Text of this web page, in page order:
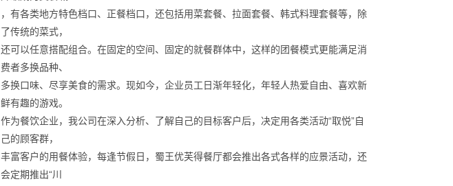
，有各类地方特色档口、正餐档口，还包括用菜套餐、拉面套餐、韩式料理套餐等，除
了传统的菜式，
还可以任意搭配组合。在固定的空间、固定的就餐群体中，这样的团餐模式更能满足消
费者多换品种、
多换口味、尽享美食的需求。现如今，企业员工日渐年轻化，年轻人热爱自由、喜欢新
鲜有趣的游戏。
作为餐饮企业，我公司在深入分析、了解自己的目标客户后，决定用各类活动“取悦”自
己的顾客群，
丰富客户的用餐体验，每逢节假日，蜀王优芙得餐厅都会推出各式各样的应景活动，还
会定期推出“川